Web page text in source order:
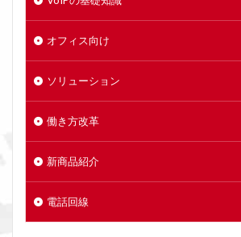
オフィス向け
ソリューション
働き方改革
新商品紹介
電話回線